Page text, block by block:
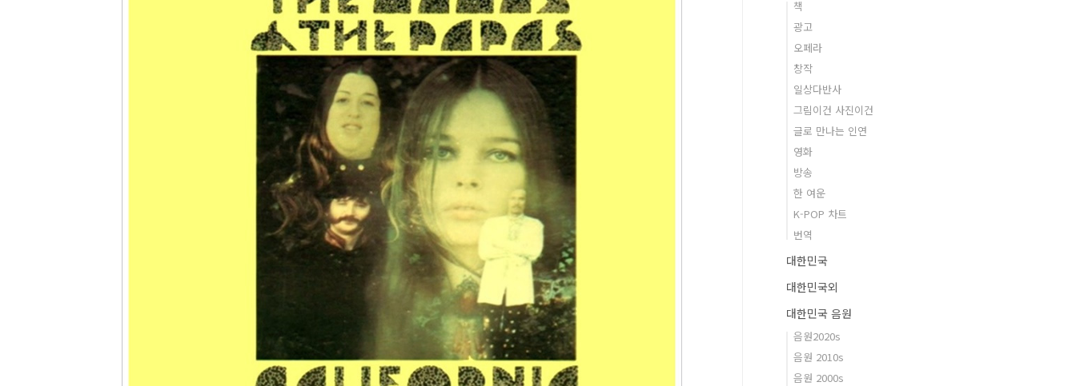
책
광고
오페라
창작
일상다반사
그림이건 사진이건
글로 만나는 인연
영화
방송
한 여운
K-POP 차트
번역
대한민국
대한민국외
대한민국 음원
음원2020s
음원 2010s
음원 2000s